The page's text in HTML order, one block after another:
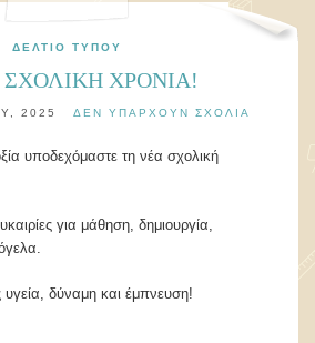
ΔΕΛΤΊΟ ΤΎΠΟΥ
ΧΡΟΝΙΑ!
2025 ΔΕΝ ΥΠΆΡΧΟΥΝ ΣΧΌΛΙΑ
υποδεχόμαστε τη νέα σχολική
για μάθηση, δημιουργία,
δύναμη και έμπνευση!